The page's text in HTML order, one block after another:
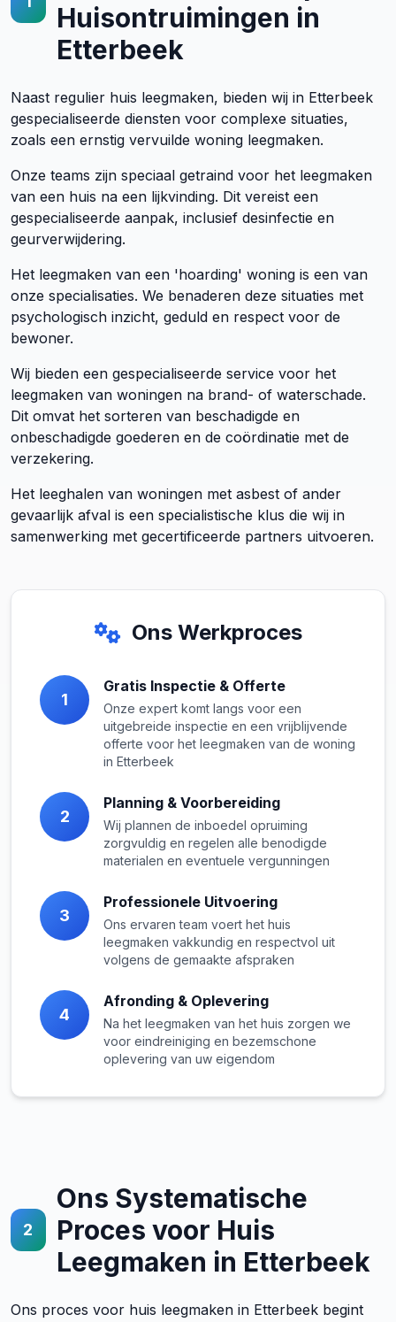
Huisontruimingen in
Etterbeek
Naast regulier huis leegmaken, bieden wij in Etterbeek
gespecialiseerde diensten voor complexe situaties,
zoals een ernstig vervuilde woning leegmaken.
Onze teams zijn speciaal getraind voor het leegmaken
van een huis na een lijkvinding. Dit vereist een
gespecialiseerde aanpak, inclusief desinfectie en
geurverwijdering.
Het leegmaken van een 'hoarding' woning is een van
onze specialisaties. We benaderen deze situaties met
psychologisch inzicht, geduld en respect voor de
bewoner.
Wij bieden een gespecialiseerde service voor het
leegmaken van woningen na brand- of waterschade.
Dit omvat het sorteren van beschadigde en
onbeschadigde goederen en de coördinatie met de
verzekering.
Het leeghalen van woningen met asbest of ander
gevaarlijk afval is een specialistische klus die wij in
samenwerking met gecertificeerde partners uitvoeren.
Ons Werkproces
1
Gratis Inspectie & Offerte
Onze expert komt langs voor een
uitgebreide inspectie en een vrijblijvende
offerte voor het leegmaken van de woning
in Etterbeek
2
Planning & Voorbereiding
Wij plannen de inboedel opruiming
zorgvuldig en regelen alle benodigde
materialen en eventuele vergunningen
3
Professionele Uitvoering
Ons ervaren team voert het huis
leegmaken vakkundig en respectvol uit
volgens de gemaakte afspraken
4
Afronding & Oplevering
Na het leegmaken van het huis zorgen we
voor eindreiniging en bezemschone
oplevering van uw eigendom
2
Ons Systematische
Proces voor Huis
Leegmaken in Etterbeek
Ons proces voor huis leegmaken in Etterbeek begint